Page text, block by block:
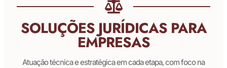
SOLUÇÕES JURÍDICAS PARA
EMPRESAS
Atuação técnica e estratégica em cada etapa, com foco na